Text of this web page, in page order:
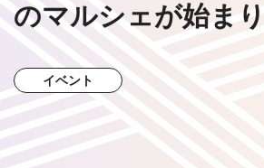
のマルシェが始ま
イベント